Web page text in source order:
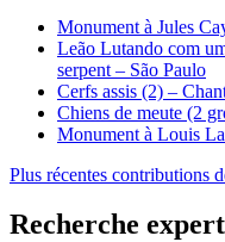
Monument à Jules
Leão Lutando com
serpent – São Paulo
Cerfs assis (2) –
Chiens de meute (2
Monument à Louis
Plus récentes contributions
Recherche